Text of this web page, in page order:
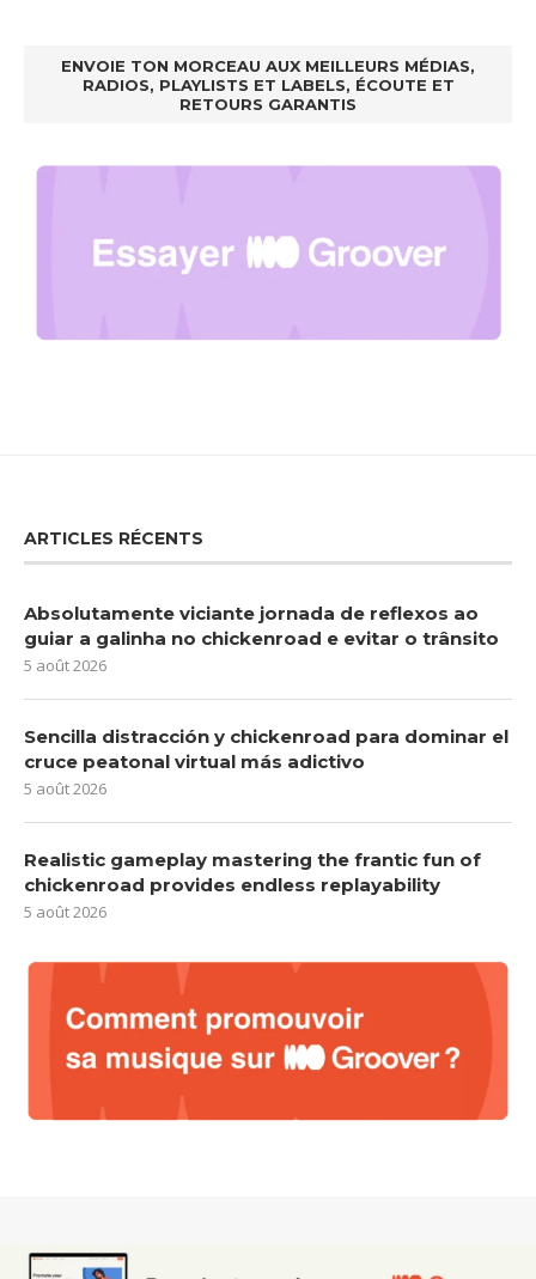
ENVOIE TON MORCEAU AUX MEILLEURS MÉDIAS,
RADIOS, PLAYLISTS ET LABELS, ÉCOUTE ET
RETOURS GARANTIS
ARTICLES RÉCENTS
Absolutamente viciante jornada de reflexos ao
guiar a galinha no chickenroad e evitar o trânsito
5 août 2026
Sencilla distracción y chickenroad para dominar el
cruce peatonal virtual más adictivo
5 août 2026
Realistic gameplay mastering the frantic fun of
chickenroad provides endless replayability
5 août 2026